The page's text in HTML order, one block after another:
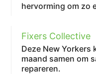
hervorming om zo
Fixers Collective
Deze New Yorkers
maand samen om
repareren.